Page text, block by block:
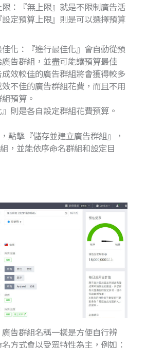
：『無上限』就是不限制廣告活
定預算上限』則是可以選擇預算
化：『進行最佳化』會自動從預
告群組，並盡可能讓預算最佳
效較佳的廣告群組將會獲得較多
不佳的廣告群組花費，而且不用
預算。
』則是各自設定群組花費預算。
點擊『儲存並建立廣告群組』，
，並能依序命名群組和設定目
告群組名稱一樣是方便自行辨
方式會以受眾特性為主，例如：